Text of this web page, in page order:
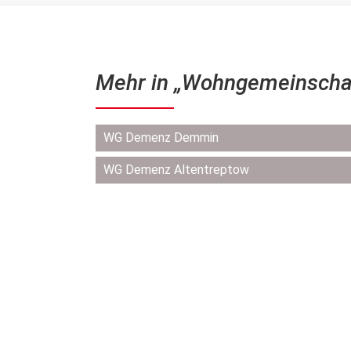
Mehr in
Navigation
überspringen
WG Demenz Demmin
WG Demenz Altentreptow